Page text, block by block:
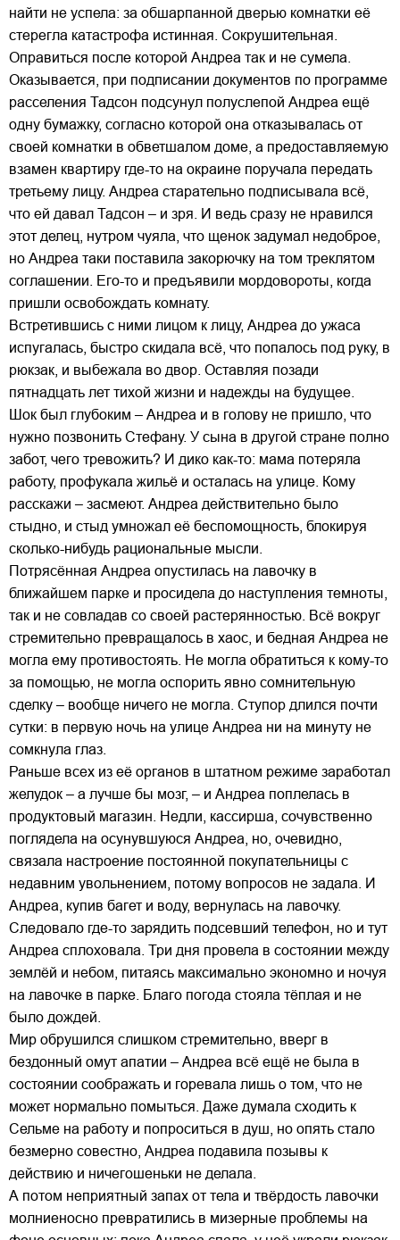
найти не успела: за обшарпанной дверью комнатки её
стерегла катастрофа истинная. Сокрушительная.
Оправиться после которой Андреа так и не сумела.
Оказывается, при подписании документов по программе
расселения Тадсон подсунул полуслепой Андреа ещё
одну бумажку, согласно которой она отказывалась от
своей комнатки в обветшалом доме, а предоставляемую
взамен квартиру где-то на окраине поручала передать
третьему лицу. Андреа старательно подписывала всё,
что ей давал Тадсон – и зря. И ведь сразу не нравился
этот делец, нутром чуяла, что щенок задумал недоброе,
но Андреа таки поставила закорючку на том треклятом
соглашении. Его-то и предъявили мордовороты, когда
пришли освобождать комнату.
Встретившись с ними лицом к лицу, Андреа до ужаса
испугалась, быстро скидала всё, что попалось под руку, в
рюкзак, и выбежала во двор. Оставляя позади
пятнадцать лет тихой жизни и надежды на будущее.
Шок был глубоким – Андреа и в голову не пришло, что
нужно позвонить Стефану. У сына в другой стране полно
забот, чего тревожить? И дико как-то: мама потеряла
работу, профукала жильё и осталась на улице. Кому
расскажи – засмеют. Андреа действительно было
стыдно, и стыд умножал её беспомощность, блокируя
сколько-нибудь рациональные мысли.
Потрясённая Андреа опустилась на лавочку в
ближайшем парке и просидела до наступления темноты,
так и не совладав со своей растерянностью. Всё вокруг
стремительно превращалось в хаос, и бедная Андреа не
могла ему противостоять. Не могла обратиться к кому-то
за помощью, не могла оспорить явно сомнительную
сделку – вообще ничего не могла. Ступор длился почти
сутки: в первую ночь на улице Андреа ни на минуту не
сомкнула глаз.
Раньше всех из её органов в штатном режиме заработал
желудок – а лучше бы мозг, – и Андреа поплелась в
продуктовый магазин. Недли, кассирша, сочувственно
поглядела на осунувшуюся Андреа, но, очевидно,
связала настроение постоянной покупательницы с
недавним увольнением, потому вопросов не задала. И
Андреа, купив багет и воду, вернулась на лавочку.
Следовало где-то зарядить подсевший телефон, но и тут
Андреа сплоховала. Три дня провела в состоянии между
землёй и небом, питаясь максимально экономно и ночуя
на лавочке в парке. Благо погода стояла тёплая и не
было дождей.
Мир обрушился слишком стремительно, вверг в
бездонный омут апатии – Андреа всё ещё не была в
состоянии соображать и горевала лишь о том, что не
может нормально помыться. Даже думала сходить к
Сельме на работу и попроситься в душ, но опять стало
безмерно совестно, Андреа подавила позывы к
действию и ничегошеньки не делала.
А потом неприятный запах от тела и твёрдость лавочки
молниеносно превратились в мизерные проблемы на